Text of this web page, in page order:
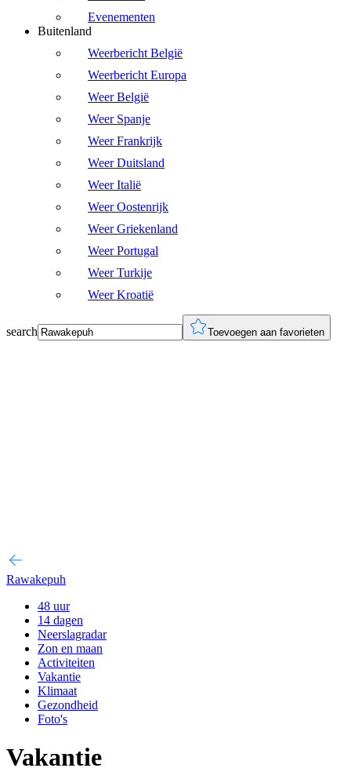
Evenementen
Buitenland
Weerbericht België
Weerbericht Europa
Weer België
Weer Spanje
Weer Frankrijk
Weer Duitsland
Weer Italië
Weer Oostenrijk
Weer Griekenland
Weer Portugal
Weer Turkije
Weer Kroatië
search Toevoegen aan favorieten
Rawakepuh
48 uur
14 dagen
Neerslagradar
Zon en maan
Activiteiten
Vakantie
Klimaat
Gezondheid
Foto's
Vakantie